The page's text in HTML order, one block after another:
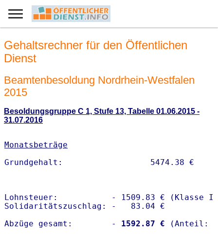
Gehaltsrechner für den Öffentlichen
Dienst
Beamtenbesoldung Nordrhein-Westfalen
2015
Besoldungsgruppe C 1, Stufe 13, Tabelle 01.06.2015 -
31.07.2016
Monatsbeträge
Lohnsteuer:           - 1509.83 € (Klasse I)
Solidaritätszuschlag: -   83.04 €
Abzüge gesamt:        -
1592.87 €